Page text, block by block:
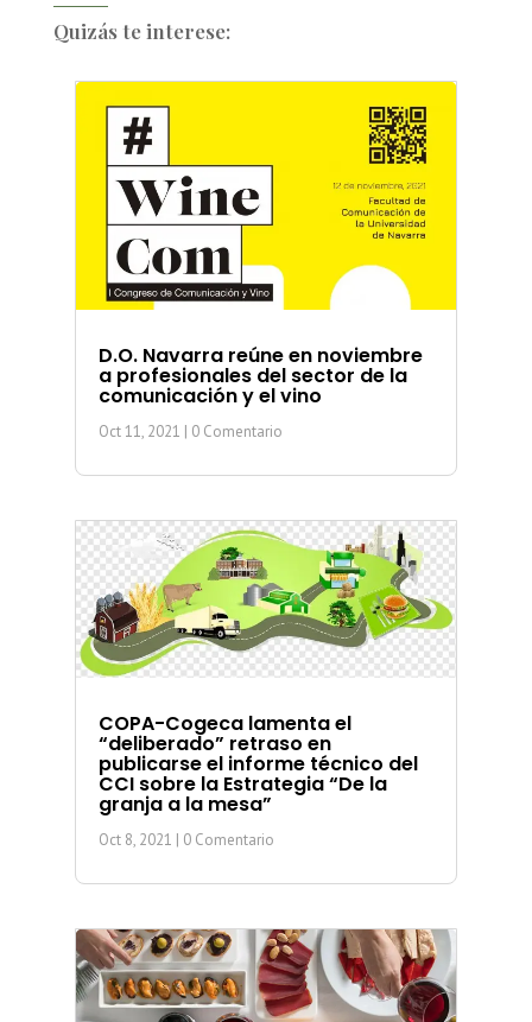
Quizás te interese:
D.O. Navarra reúne en noviembre
a profesionales del sector de la
comunicación y el vino
Oct 11, 2021 | 0 Comentario
COPA-Cogeca lamenta el
“deliberado” retraso en
publicarse el informe técnico del
CCI sobre la Estrategia “De la
granja a la mesa”
Oct 8, 2021 | 0 Comentario